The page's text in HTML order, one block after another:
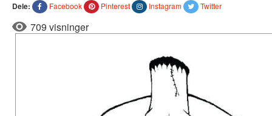
Dele: Facebook Pinterest Instagram Twitter
709 visninger